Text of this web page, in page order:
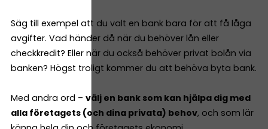
Säg till exempel att du valt en bank bara för att få låga
avgifter. Vad händer då när du behöver lån eller
checkkredit? Eller när du också behöver privat bolån via
banken? Högst troligt kommer du att behöva byta bank.
Med andra ord – välj en bank som kan hjälpa dig med
alla företagets (och dina privata) behov, och som lär